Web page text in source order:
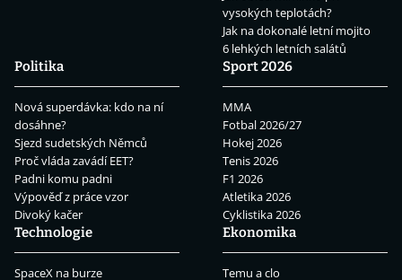
vysokých teplotách?
Jak na dokonalé letní mojito
6 lehkých letních salátů
Politika
Nová superdávka: kdo na ní
dosáhne?
Sjezd sudetských Němců
Proč vláda zavádí EET?
Padni komu padni
Výpověď z práce vzor
Divoký kačer
Sport 2026
MMA
Fotbal 2026/27
Hokej 2026
Tenis 2026
F1 2026
Atletika 2026
Cyklistika 2026
Technologie
SpaceX na burze
Ekonomika
Temu a clo